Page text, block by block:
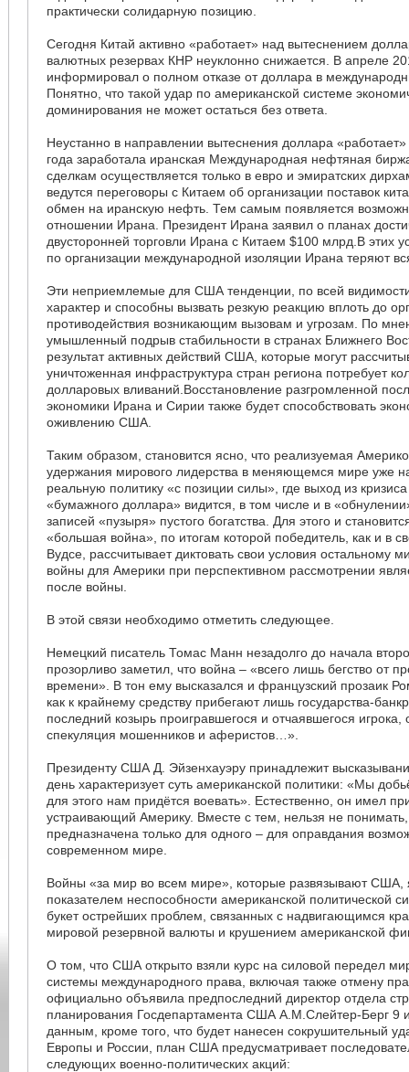
практически солидарную позицию.
Сегодня Китай активно «работает» над вытеснением
валютных резервах КНР неуклонно снижается. В апреле
информировал о полном отказе от доллара в
Понятно, что такой удар по американской системе
доминирования не может остаться без ответа.
Неустанно в направлении вытеснения доллара
года заработала иранская Международная нефтяная
сделкам осуществляется только в евро и эмиратских
ведутся переговоры с Китаем об организации поставок
обмен на иранскую нефть. Тем самым появляется
отношении Ирана. Президент Ирана заявил о планах
двусторонней торговли Ирана с Китаем $100 млрд.В этих
по организации международной изоляции Ирана теряют
Эти неприемлемые для США тенденции, по всей
характер и способны вызвать резкую реакцию вплоть до
противодействия возникающим вызовам и угрозам. По
умышленный подрыв стабильности в странах Ближнего
результат активных действий США, которые могут
уничтоженная инфраструктура стран региона потребует
долларовых вливаний.Восстановление разгромленной
экономики Ирана и Сирии также будет способствовать
оживлению США.
Таким образом, становится ясно, что реализуемая
удержания мирового лидерства в меняющемся мире уже
реальную политику «с позиции силы», где выход из
«бумажного доллара» видится, в том числе и в
записей «пузыря» пустого богатства. Для этого и
«большая война», по итогам которой победитель, как и в
Вудсе, рассчитывает диктовать свои условия остальному
войны для Америки при перспективном рассмотрении
после войны.
В этой связи необходимо отметить следующее.
Немецкий писатель Томас Манн незадолго до начала
прозорливо заметил, что война – «всего лишь бегство от
времени». В тон ему высказался и французский прозаик
как к крайнему средству прибегают лишь государства-
последний козырь проигравшегося и отчаявшегося игрока,
спекуляция мошенников и аферистов…».
Президенту США Д. Эйзенхауэру принадлежит
день характеризует суть американской политики: «Мы
для этого нам придётся воевать». Естественно, он имел
устраивающий Америку. Вместе с тем, нельзя не понимать,
предназначена только для одного – для оправдания
современном мире.
Войны «за мир во всем мире», которые развязывают США,
показателем неспособности американской политической
букет острейших проблем, связанных с надвигающимся
мировой резервной валюты и крушением американской
О том, что США открыто взяли курс на силовой передел
системы международного права, включая также отмену
официально объявила предпоследний директор отдела
планирования Госдепартамента США А.М.Слейтер-Берг 9
данным, кроме того, что будет нанесен сокрушительный
Европы и России, план США предусматривает
следующих военно-политических акций: